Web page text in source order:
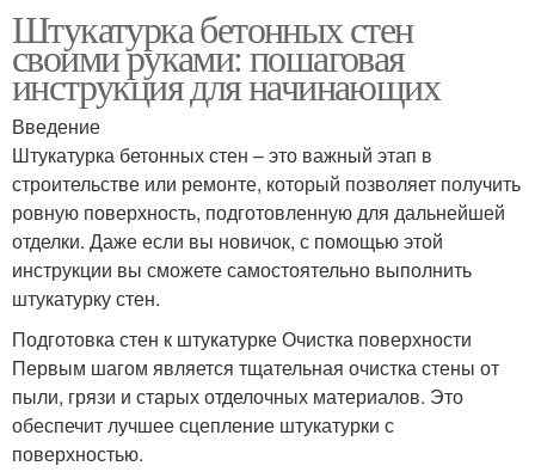
Штукатурка бетонных стен
своими руками: пошаговая
инструкция для начинающих
Введение
Штукатурка бетонных стен – это важный этап в
строительстве или ремонте, который позволяет получить
ровную поверхность, подготовленную для дальнейшей
отделки. Даже если вы новичок, с помощью этой
инструкции вы сможете самостоятельно выполнить
штукатурку стен.
Подготовка стен к штукатурке Очистка поверхности
Первым шагом является тщательная очистка стены от
пыли, грязи и старых отделочных материалов. Это
обеспечит лучшее сцепление штукатурки с
поверхностью.